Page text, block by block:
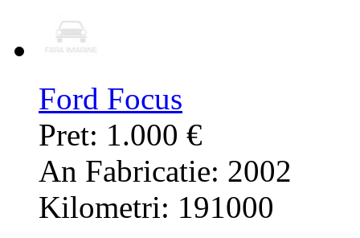
Ford Focus
Pret: 1.000 €
An Fabricatie: 2002
Kilometri: 191000